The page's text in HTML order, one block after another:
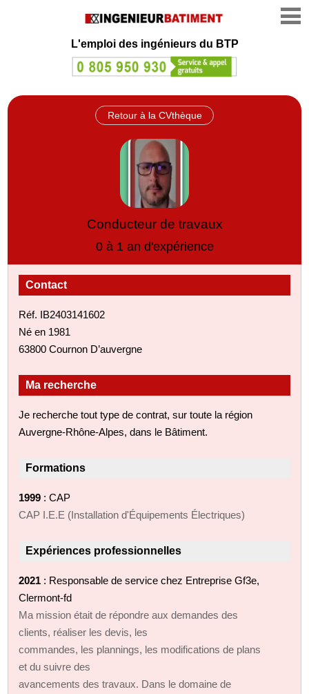
L'emploi des ingénieurs du BTP
Retour à la CVthèque
Conducteur de travaux
0 à 1 an d'expérience
Contact
Réf. IB2403141602
Né en 1981
63800 Cournon D’auvergne
Ma recherche
Je recherche tout type de contrat, sur toute la région
Auvergne-Rhône-Alpes, dans le Bâtiment.
Formations
1999 : CAP
CAP I.E.E (Installation d'Équipements Électriques)
Expériences professionnelles
2021 : Responsable de service chez Entreprise Gf3e,
Clermont-fd
Ma mission était de répondre aux demandes des
clients, réaliser les devis, les
commandes, les plannings, les modifications de plans
et du suivre des
avancements des travaux. Dans le domaine de